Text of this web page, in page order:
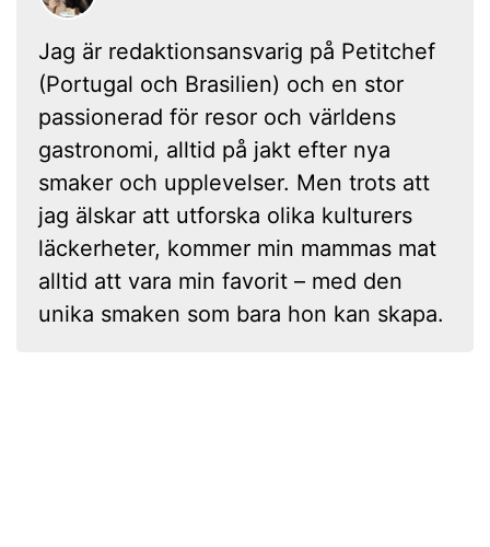
Jag är redaktionsansvarig på Petitchef
(Portugal och Brasilien) och en stor
passionerad för resor och världens
gastronomi, alltid på jakt efter nya
smaker och upplevelser. Men trots att
jag älskar att utforska olika kulturers
läckerheter, kommer min mammas mat
alltid att vara min favorit – med den
unika smaken som bara hon kan skapa.